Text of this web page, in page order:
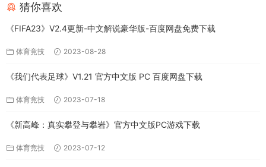
猜你喜欢
《FIFA23》V2.4更新-中文解说豪华版-百度网盘免费下载
体育竞技 2023-08-28
《我们代表足球》V1.21 官方中文版 PC 百度网盘下载
体育竞技 2023-07-18
《新高峰：真实攀登与攀岩》官方中文版PC游戏下载
体育竞技 2023-07-12